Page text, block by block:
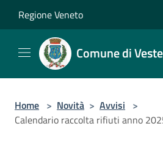
Regione Veneto
Comune di
Home > Novità > Avvisi >
Calendario raccolta rifiuti anno